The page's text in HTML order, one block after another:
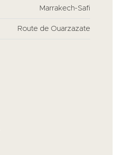
Marrakech-Safi
Route de Ouarzazate